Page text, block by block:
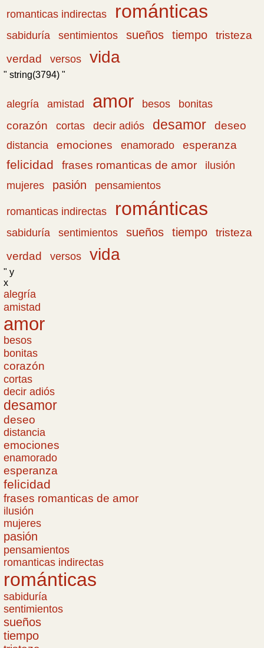
romanticas indirectas románticas
sabiduría sentimientos sueños tiempo
tristeza
verdad
versos vida
" string(3794) "
alegría amistad amor besos
bonitas
corazón
cortas decir adiós desamor deseo
distancia emociones enamorado esperanza
felicidad frases romanticas de amor
ilusión
mujeres
pasión pensamientos
romanticas indirectas románticas
sabiduría sentimientos sueños tiempo
tristeza
verdad
versos vida
" y
x
alegría
amistad
amor
besos
bonitas
corazón
cortas
decir adiós
desamor
deseo
distancia
emociones
enamorado
esperanza
felicidad
frases romanticas de amor
ilusión
mujeres
pasión
pensamientos
romanticas indirectas
románticas
sabiduría
sentimientos
sueños
tiempo